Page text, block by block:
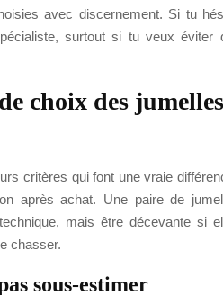
avec discernement. Si tu
surtout si tu veux éviter
choix des
critères qui font une vraie
après achat. Une paire de
mais être décevante si
chasser.
sous-estimer